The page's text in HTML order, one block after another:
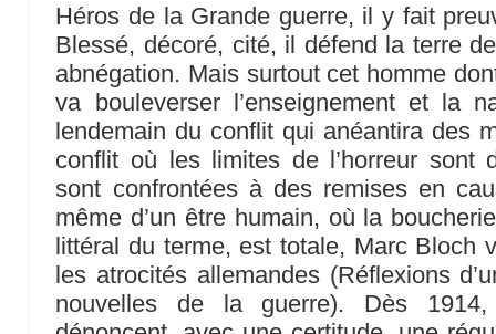
Héros de la Grande guerre, il y fait
Blessé, décoré, cité, il défend la terre
abnégation. Mais surtout cet homme
va bouleverser l’enseignement et la
lendemain du conflit qui anéantira des
conflit où les limites de l’horreur sont
sont confrontées à des remises en
même d’un être humain, où la
littéral du terme, est totale, Marc Bloch
les atrocités allemandes (Réflexions
nouvelles de la guerre). Dès